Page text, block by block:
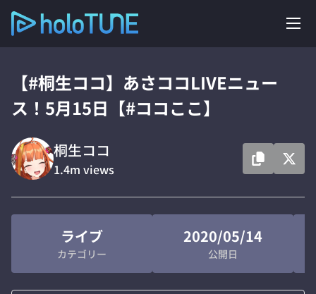
【#桐生ココ】あさココLIVEニュー
ス！5月15日【#ココここ】
桐生ココ
1.4m views
ライブ
カテゴリー
2020/05/14
公開日